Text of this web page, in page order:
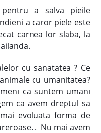
a salva pieile
a caror piele este
carnea lor slaba, la
cu sanatatea ? Ce
cu umanitatea?
ca suntem umani
ca avem dreptul sa
evoluata forma de
Nu mai avem